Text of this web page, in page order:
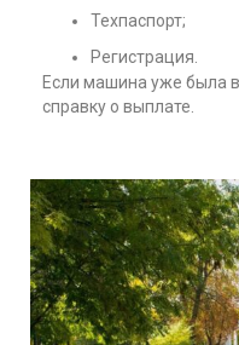
Техпаспорт;
Регистрация.
Если машина уже была
справку о выплате.